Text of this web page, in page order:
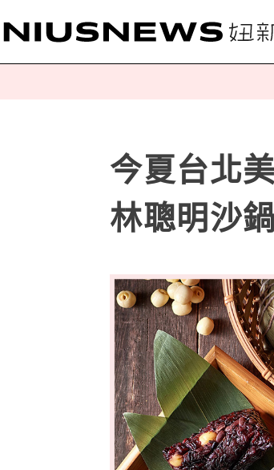
今夏台北
林聰明沙